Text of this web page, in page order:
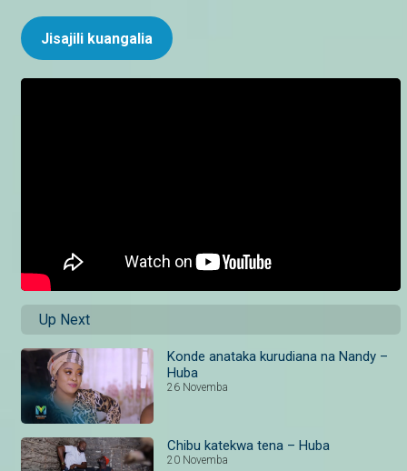
Jisajili kuangalia
Up Next
Konde anataka kurudiana na Nandy –
Huba
26 Novemba
Chibu katekwa tena – Huba
20 Novemba